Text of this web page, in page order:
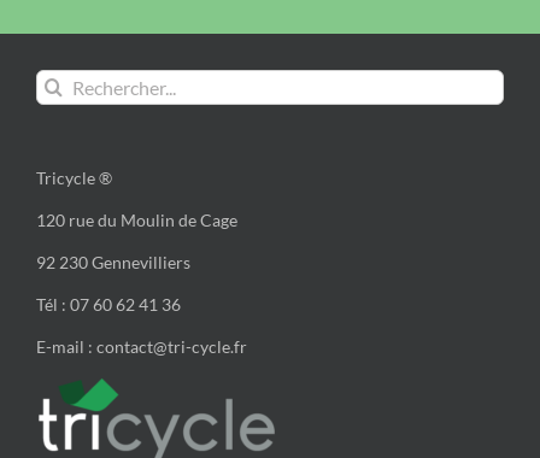
Rechercher:
Tricycle ®
120 rue du Moulin de Cage
92 230 Gennevilliers
Tél : 07 60 62 41 36
E-mail : contact@tri-cycle.fr